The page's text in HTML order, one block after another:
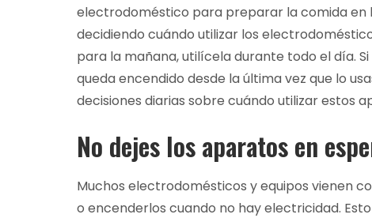
electrodoméstico para preparar la comida en
decidiendo cuándo utilizar los
para la mañana, utilícela durante todo el día.
queda encendido desde la última vez que lo
decisiones diarias sobre cuándo utilizar estos
No dejes los aparatos en
Muchos electrodomésticos y equipos vienen
o encenderlos cuando no hay electricidad.